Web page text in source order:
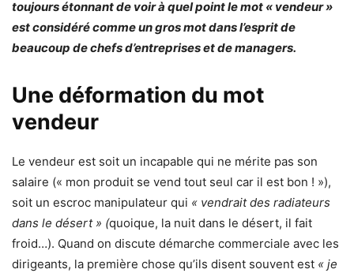
toujours étonnant de voir à quel point le mot « vendeur »
est considéré comme un gros mot dans l’esprit de
beaucoup de chefs d’entreprises et de managers.
Une déformation du mot
vendeur
Le vendeur est soit un incapable qui ne mérite pas son
salaire (« mon produit se vend tout seul car il est bon ! »),
soit un escroc manipulateur qui « vendrait des radiateurs
dans le désert » (quoique, la nuit dans le désert, il fait
froid…). Quand on discute démarche commerciale avec les
dirigeants, la première chose qu’ils disent souvent est « je